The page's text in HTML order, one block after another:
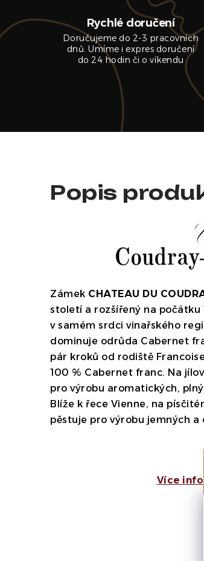
Rychlé doručení
Doručujeme do 2-3 pracovních
dnů. Umíme i expres doručení
do 24 hodin či o víkendu
Popis
Zámek CHATEAU DU
století a rozšířený na počátku
v samém srdci vinařského
dominuje odrůda Cabernet
pár kroků od rodiště
100 % Cabernet franc. Na
pro výrobu aromatických,
Blíže k řece Vienne, na
pěstuje pro výrobu jemných a
Více